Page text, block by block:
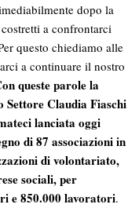
dopo la
a confrontarci
questo chiediamo alle
a continuare il nostro
queste parole la
Settore Claudia Fiaschi
lanciata oggi
di 87 associazioni in
di volontariato,
sociali, per
e 850.000 lavoratori.